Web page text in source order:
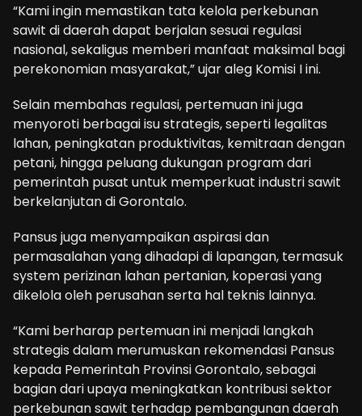
“Kami ingin memastikan tata kelola perkebunan
sawit di daerah dapat berjalan sesuai regulasi
nasional, sekaligus memberi manfaat maksimal bagi
perekonomian masyarakat,” ujar aleg Komisi I ini.
Selain membahas regulasi, pertemuan ini juga
menyoroti berbagai isu strategis, seperti legalitas
lahan, peningkatan produktivitas, kemitraan dengan
petani, hingga peluang dukungan program dari
pemerintah pusat untuk memperkuat industri sawit
berkelanjutan di Gorontalo.
Pansus juga menyampaikan aspirasi dan
permasalahan yang dihadapi di lapangan, termasuk
system perizinan lahan pertanian, koperasi yang
dikelola oleh perusahan serta hal teknis lainnya.
“Kami berharap pertemuan ini menjadi langkah
strategis dalam merumuskan rekomendasi Pansus
kepada Pemerintah Provinsi Gorontalo, sebagai
bagian dari upaya meningkatkan kontribusi sektor
perkebunan sawit terhadap pembangunan daerah